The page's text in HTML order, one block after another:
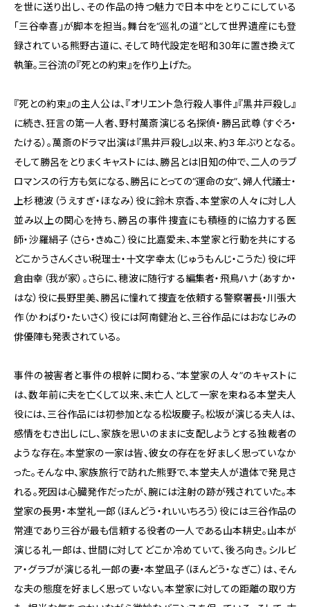
を世に送り出し、その作品の持つ魅力で日本中をとりこにしている
「三谷幸喜」が脚本を担当。舞台を“巡礼の道”として世界遺産にも登
録されている熊野古道に、そして時代設定を昭和30年に置き換えて
執筆。三谷流の『死との約束』を作り上げた。
『死との約束』の主人公は、『オリエント急行殺人事件』『黒井戸殺し』
に続き、狂言の第一人者、野村萬斎演じる名探偵・勝呂武尊（すぐろ・
たける）。萬斎のドラマ出演は『黒井戸殺し』以来、約３年ぶりとなる。
そして勝呂をとりまくキャストには、勝呂とは旧知の仲で、二人のラブ
ロマンスの行方も気になる、勝呂にとっての“運命の女”、婦人代議士・
上杉穂波（うえすぎ・ほなみ）役に鈴木京香、本堂家の人々に対し人
並み以上の関心を持ち、勝呂の事件捜査にも積極的に協力する医
師・沙羅絹子（さら・きぬこ）役に比嘉愛未、本堂家と行動を共にする
どこかうさんくさい税理士・十文字幸太（じゅうもんじ・こうた）役に坪
倉由幸（我が家）。さらに、穂波に随行する編集者・飛鳥ハナ（あすか・
はな）役に長野里美、勝呂に憧れて捜査を依頼する警察署長・川張大
作（かわばり・たいさく）役には阿南健治と、三谷作品にはおなじみの
俳優陣も発表されている。
事件の被害者と事件の根幹に関わる、“本堂家の人々”のキャストに
は、数年前に夫を亡くして以来、未亡人として一家を束ねる本堂夫人
役には、三谷作品には初参加となる松坂慶子。松坂が演じる夫人は、
感情をむき出しにし、家族を思いのままに支配しようとする独裁者の
ような存在。本堂家の一家は皆、彼女の存在を好ましく思っていなか
った。そんな中、家族旅行で訪れた熊野で、本堂夫人が遺体で発見さ
れる。死因は心臓発作だったが、腕には注射の跡が残されていた。本
堂家の長男・本堂礼一郎（ほんどう・れいいちろう）役には三谷作品の
常連であり三谷が最も信頼する役者の一人である山本耕史。山本が
演じる礼一郎は、世間に対してどこか冷めていて、後ろ向き。シルビ
ア・グラブが演じる礼一郎の妻・本堂凪子（ほんどう・なぎこ）は、そん
な夫の態度を好ましく思っていない。本堂家に対しての距離の取り方